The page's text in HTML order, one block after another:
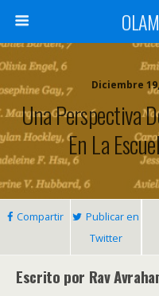
Diciembre
Una Perspectiva
En La
Compartir
Publicar en
Twitter
Escrito por Rav